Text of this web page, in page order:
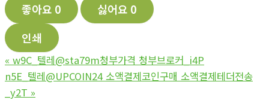
좋아요 0 싫어요 0
인쇄
« w9C_텔레@sta79m청부가격 청부브로커_i4P
n5E_텔레@UPCOIN24 소액결제코인구매 소액결제테더전송
_y2T »